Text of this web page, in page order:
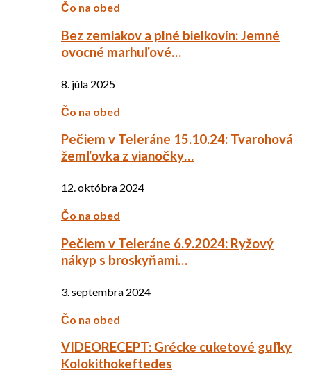
Čo na obed
Bez zemiakov a plné bielkovín: Jemné
ovocné marhuľové…
8. júla 2025
Čo na obed
Pečiem v Teleráne 15.10.24: Tvarohová
žemľovka z vianočky…
12. októbra 2024
Čo na obed
Pečiem v Teleráne 6.9.2024: Ryžový
nákyp s broskyňami…
3. septembra 2024
Čo na obed
VIDEORECEPT: Grécke cuketové guľky
Kolokithokeftedes